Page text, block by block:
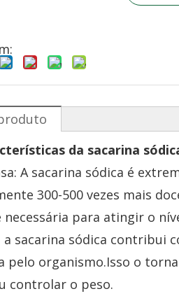
da sacarina
A sacarina sódica é
300-500 vezes mais
necessária para atingir o
a sacarina sódica contribui
pelo organismo.Isso o
controlar o peso.